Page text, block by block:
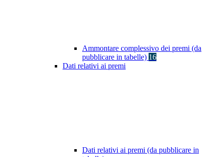
Ammontare complessivo dei premi (da
pubblicare in tabelle) 16
Dati relativi ai premi
Dati relativi ai premi (da pubblicare in